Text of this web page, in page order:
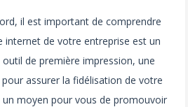
il est important de comprendre
internet de votre entreprise est un
outil de première impression, une
assurer la fidélisation de votre
un moyen pour vous de promouvoir